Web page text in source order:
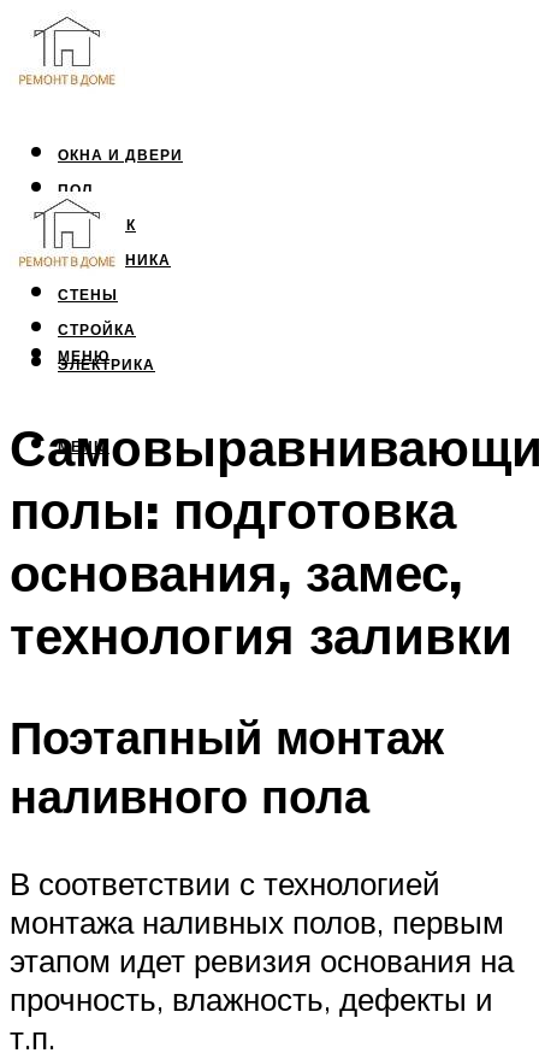
ОКНА И ДВЕРИ
ПОЛ
ПОТОЛОК
САНТЕХНИКА
СТЕНЫ
СТРОЙКА
ЭЛЕКТРИКА
МЕНЮ
МЕНЮ
полы: подготовка
основания, замес,
технология заливки
Поэтапный монтаж
наливного пола
В соответствии с технологией
монтажа наливных полов, первым
этапом идет ревизия основания на
прочность, влажность, дефекты и
т.п.